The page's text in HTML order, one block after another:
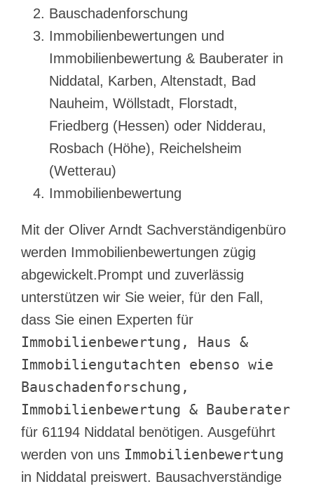
Bauschadenforschung
Immobilienbewertungen und
Immobilienbewertung & Bauberater in
Niddatal, Karben, Altenstadt, Bad
Nauheim, Wöllstadt, Florstadt,
Friedberg (Hessen) oder Nidderau,
Rosbach (Höhe), Reichelsheim
(Wetterau)
Immobilienbewertung
Mit der Oliver Arndt Sachverständigenbüro
werden Immobilienbewertungen zügig
abgewickelt.Prompt und zuverlässig
unterstützen wir Sie weier, für den Fall,
dass Sie einen Experten für
Immobilienbewertung, Haus &
Immobiliengutachten ebenso wie
Bauschadenforschung,
Immobilienbewertung & Bauberater
für 61194 Niddatal benötigen. Ausgeführt
werden von uns Immobilienbewertung
in Niddatal preiswert. Bausachverständige